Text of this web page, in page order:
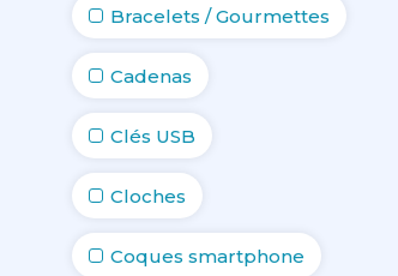
Bracelets / Gourmettes
Cadenas
Clés USB
Cloches
Coques smartphone